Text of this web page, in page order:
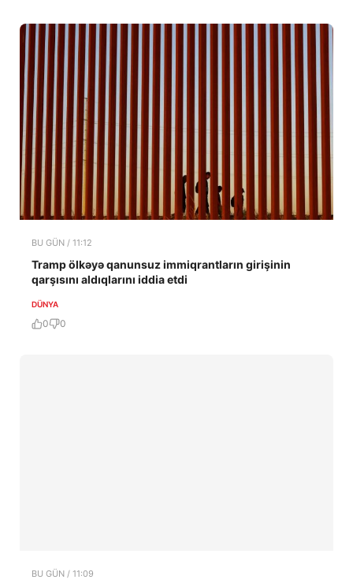
BU GÜN / 11:12
Tramp ölkəyə qanunsuz immiqrantların girişinin
qarşısını aldıqlarını iddia etdi
DÜNYA
0 0
BU GÜN / 11:09